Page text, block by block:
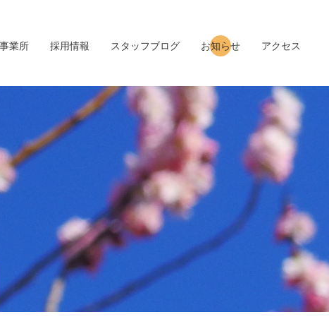
業所 採用情報 スタッフブログ お知らせ アクセス